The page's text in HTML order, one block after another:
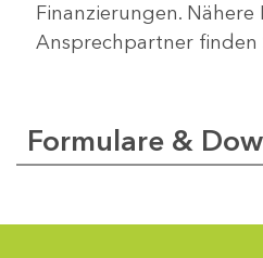
Finanzierungen.
Ansprechpartner finden
Formulare &